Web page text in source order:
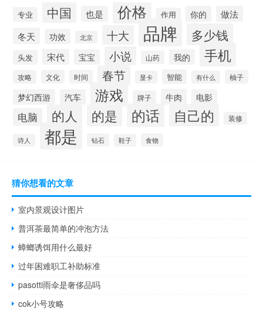
专业 中国 也是 价格 作用 你的 做法
冬天 功效 北京 十大 品牌 多少钱
头发 宋代 宝宝 小说 山药 我的 手机
攻略 文化 时间 春节 显卡 智能 有什么 柚子
梦幻西游 汽车 游戏 牌子 牛肉 电影
电脑 的人 的是 的话 自己的 装修
诗人 都是 钻石 鞋子 食物
猜你想看的文章
室内景观设计图片
普洱茶最简单的冲泡方法
蟑螂诱饵用什么最好
过年困难职工补助标准
pasotti雨伞是奢侈品吗
cok小号攻略